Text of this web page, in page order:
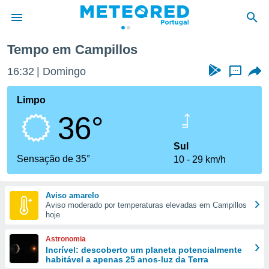
da
foi
fornecidas
a este
das
e
forma
digital
Tempo em Campillos
16:32 Domingo ...
Limpo
36°
Sensação de 35°
Sul
10
29 km/h
Aviso amarelo
Aviso moderado por temperaturas elevadas em Campillos
hoje
Astronomia
Incrível: descoberto um planeta potencialmente
habitável a apenas 25 anos-luz da Terra